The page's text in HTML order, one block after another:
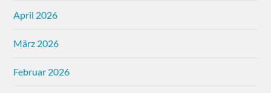
April 2026
März 2026
Februar 2026